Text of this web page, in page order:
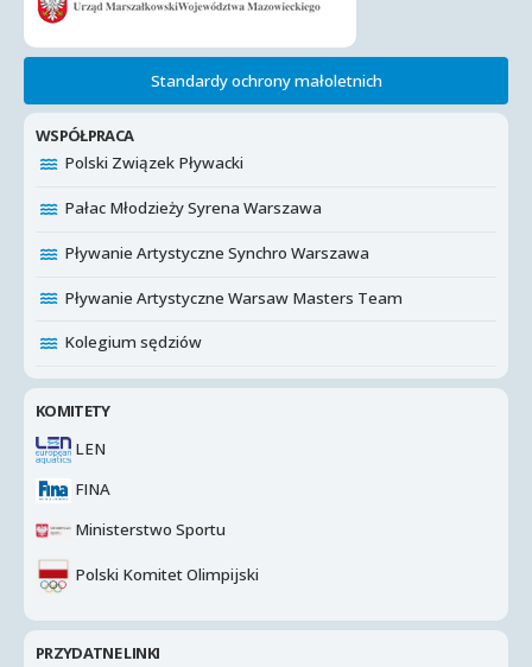
Standardy ochrony małoletnich
WSPÓŁPRACA
Polski Związek Pływacki
Pałac Młodzieży Syrena Warszawa
Pływanie Artystyczne Synchro Warszawa
Pływanie Artystyczne Warsaw Masters Team
Kolegium sędziów
KOMITETY
LEN
FINA
Ministerstwo Sportu
Polski Komitet Olimpijski
PRZYDATNE LINKI